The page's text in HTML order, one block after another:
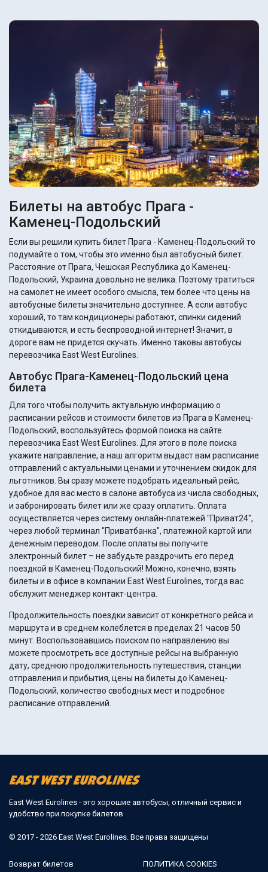
Билеты на автобус Прага -
Каменец-Подольский
Если вы решили купить билет Прага - Каменец-Подольский то
подумайте о том, чтобы это именно был автобусный билет.
Расстояние от Прага, Чешская Республика до Каменец-
Подольский, Украина довольно не велика. Поэтому тратиться
на самолет не имеет особого смысла, тем более что цены на
автобусные билеты значительно доступнее. А если автобус
хороший, то там кондиционеры работают, спинки сидений
откидываются, и есть беспроводной интернет! Значит, в
дороге вам не придется скучать. Именно таковы автобусы
перевозчика East West Eurolines.
Автобус Прага-Каменец-Подольский цена
билета
Для того чтобы получить актуальную информацию о
расписании рейсов и стоимости билетов из Прага в Каменец-
Подольский, воспользуйтесь формой поиска на сайте
перевозчика East West Eurolines. Для этого в поле поиска
укажите направление, а наш алгоритм выдаст вам расписание
отправлений с актуальными ценами и уточнением скидок для
льготников. Вы сразу можете подобрать идеальный рейс,
удобное для вас место в салоне автобуса из числа свободных,
и забронировать билет или же сразу оплатить. Оплата
осуществляется через систему онлайн-платежей "Приват24",
через любой терминал "Приватбанка", платежной картой или
денежным переводом. После оплаты вы получите
электронный билет – не забудьте раздрочить его перед
поездкой в Каменец-Подольский! Можно, конечно, взять
билеты и в офисе в компании East West Eurolines, тогда вас
обслужит менеджер контакт-центра.
Продолжительность поездки зависит от конкретного рейса и
маршрута и в среднем колеблется в пределах 21 часов 50
минут. Воспользовавшись поиском по направлению вы
можете просмотреть все доступные рейсы на выбранную
дату, среднюю продолжительность путешествия, станции
отправления и прибытия, цены на билеты до Каменец-
Подольский, количество свободных мест и подробное
расписание отправлений.
East West Eurolines - это хорошие автобусы, отличный сервис и
удобство при покупке билетов
© 2017 - 2026 East West Eurolines. Все права защищены
Возврат билетов ПОЛИТИКА COOKIES